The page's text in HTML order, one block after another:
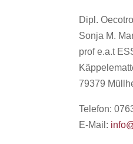
Dipl.
Sonja M.
prof e.a.t
79379
Telefon:
E-Mail: